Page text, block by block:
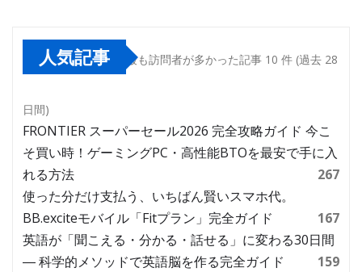
人気記事 最も訪問者が多かった記事 10 件 (過去 28
日間)
FRONTIER スーパーセール2026 完全攻略ガイド 今こ
そ買い時！ゲーミングPC・高性能BTOを最安で手に入
れる方法
267
使った分だけ支払う、いちばん賢いスマホ代。
BB.exciteモバイル「Fitプラン」完全ガイド
167
英語が「聞こえる・分かる・話せる」に変わる30日間
― 科学的メソッドで英語脳を作る完全ガイド
159